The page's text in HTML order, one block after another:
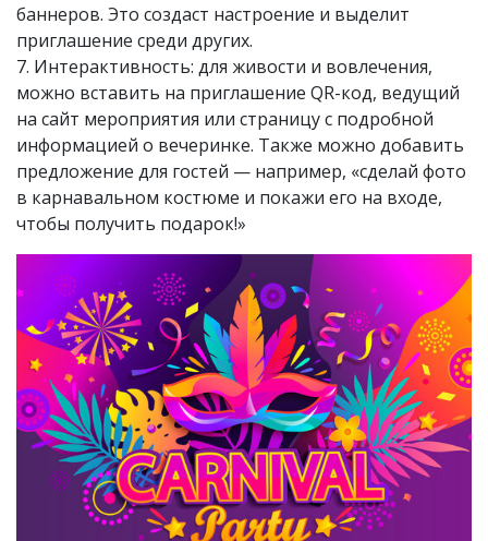
баннеров. Это создаст настроение и выделит
приглашение среди других.
7. Интерактивность: для живости и вовлечения,
можно вставить на приглашение QR-код, ведущий
на сайт мероприятия или страницу с подробной
информацией о вечеринке. Также можно добавить
предложение для гостей — например, «сделай фото
в карнавальном костюме и покажи его на входе,
чтобы получить подарок!»